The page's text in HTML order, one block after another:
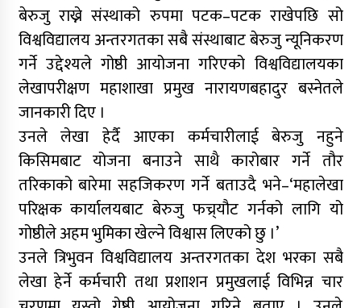
बेरुजु राख्ने संस्थाको रुपमा पटक–पटक राखेपछि सो
विश्वविद्यालय अन्तरगतका सबै संस्थाबाट बेरुजु न्यूनिकरण
गर्ने उद्देश्यले गोष्ठी आयोजना गरिएको विश्वविद्यालयका
लेखापरीक्षण महाशाखा प्रमुख नारायणबहादुर बस्नेतले
जानकारी दिए ।
उनले लेखा हेर्दै आएका कर्मचारीलाई बेरुजु नहुने
किसिमबाट योजना बनाउने साथै कारोबार गर्ने तौर
तरिकाको बारेमा सहजिकरण गर्ने बताउदै भने–‘महालेखा
परिक्षक कार्यालयबाट बेरुजु फच्र्यौट गर्नको लागि यो
गोष्ठीले अहम भुमिका खेल्ने विश्वास लिएको छु ।’
उनले त्रिभुवन विश्वविद्यालय अन्तरगतका देश भरका सबै
लेखा हेर्ने कर्मचारी तथा प्रशाशन प्रमुखलाई विभिन्न चार